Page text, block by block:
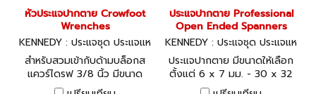
หัวประแจปากตาย Crowfoot
Wrenches
KENNEDY : ประแจชุด ประแจแห
วน-ปากตาย
สำหรับสวมเข้ากับด้ามบล็อกส
แควร์ไดรฟ 3/8 นิ้ว มีขนาด
ตั้งแต่ 10 - 15 มม.
ประแจปากตาย Professional
Open Ended Spanners
KENNEDY : ประแจชุด ประแจแห
วน-ปากตาย
ประแจปากตาย มีขนาดให้เลือก
ตั้งแต่ 6 x 7 มม. - 30 x 32
มม.